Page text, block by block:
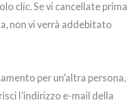
clic. Se vi cancellate prima
non vi verrà addebitato
per un’altra persona,
l’indirizzo e-mail della